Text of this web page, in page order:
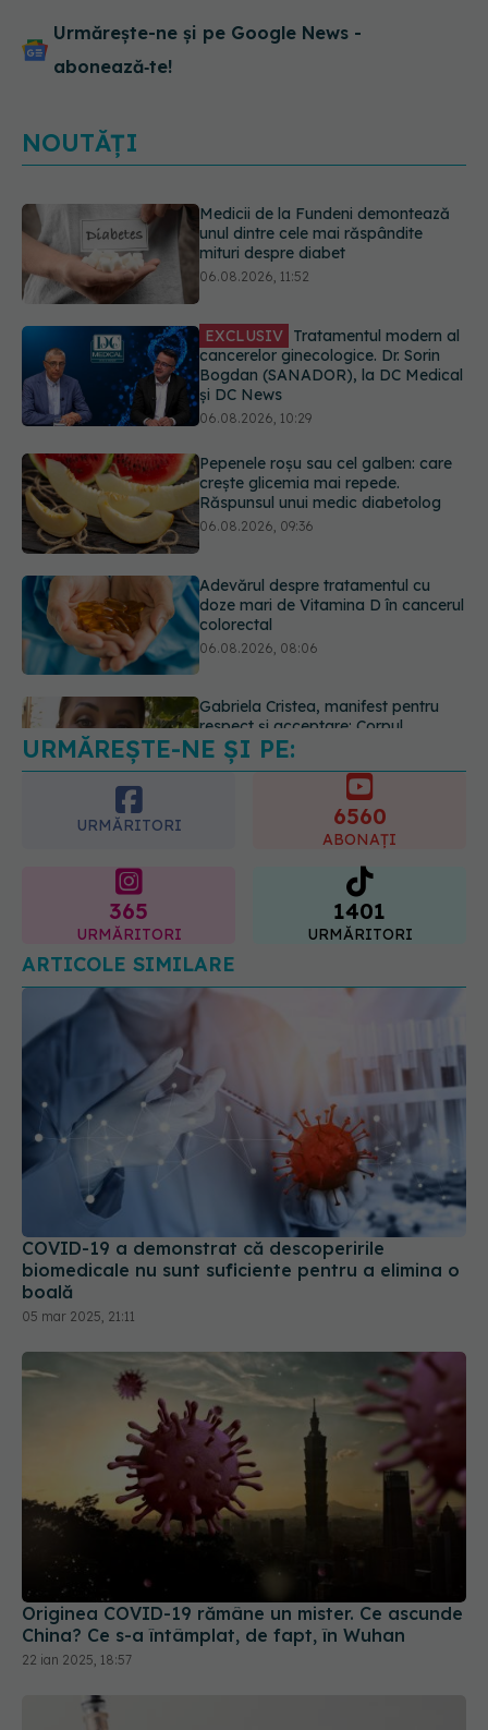
Urmărește-ne și pe Google News -
abonează‑te!
NOUTĂȚI
EXCLUSIV Tratamentul modern al
cancerelor ginecologice. Dr. Sorin
Bogdan (SANADOR), la DC Medical
și DC News
Pepenele roșu sau cel galben: care
crește glicemia mai repede.
Răspunsul unui medic diabetolog
06.08.2026, 09:36
Adevărul despre tratamentul cu
doze mari de Vitamina D în cancerul
colorectal
06.08.2026, 08:06
Gabriela Cristea, manifest pentru
respect și acceptare: Corpul
fiecăruia spune o poveste
05.08.2026, 21:23
Medicii de la Fundeni demontează
unul dintre cele mai răspândite
mituri despre diabet
06.08.2026, 11:52
URMĂREȘTE-NE ȘI PE:
6560
ABONAȚI
365
URMĂRITORI
1401
URMĂRITORI
ARTICOLE SIMILARE
COVID-19 a demonstrat că descoperirile
biomedicale nu sunt suficiente pentru a elimina o
boală
05 mar 2025, 21:11
Originea COVID-19 rămâne un mister. Ce ascunde
China? Ce s-a întâmplat, de fapt, în Wuhan
22 ian 2025, 18:57